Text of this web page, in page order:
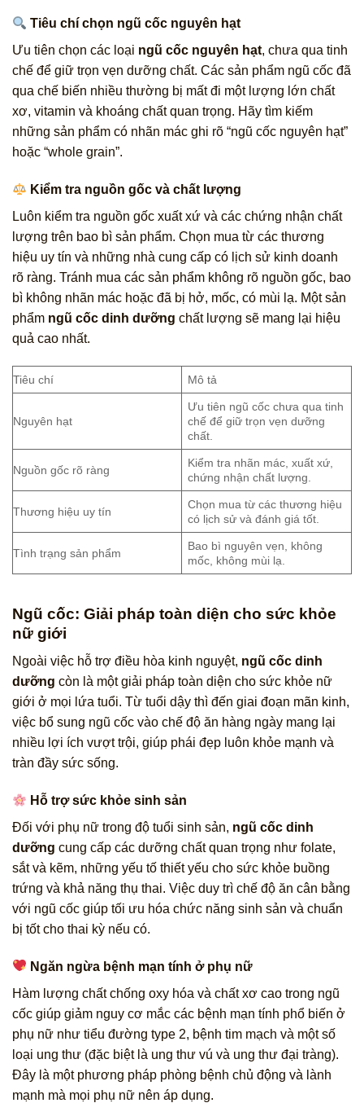
Tiêu chí chọn ngũ cốc nguyên hạt
Ưu tiên chọn các loại ngũ cốc nguyên hạt, chưa qua tinh
chế để giữ trọn vẹn dưỡng chất. Các sản phẩm ngũ cốc đã
qua chế biến nhiều thường bị mất đi một lượng lớn chất
xơ, vitamin và khoáng chất quan trọng. Hãy tìm kiếm
những sản phẩm có nhãn mác ghi rõ “ngũ cốc nguyên hạt”
hoặc “whole grain”.
Kiểm tra nguồn gốc và chất lượng
Luôn kiểm tra nguồn gốc xuất xứ và các chứng nhận chất
lượng trên bao bì sản phẩm. Chọn mua từ các thương
hiệu uy tín và những nhà cung cấp có lịch sử kinh doanh
rõ ràng. Tránh mua các sản phẩm không rõ nguồn gốc, bao
bì không nhãn mác hoặc đã bị hở, mốc, có mùi lạ. Một sản
phẩm ngũ cốc dinh dưỡng chất lượng sẽ mang lại hiệu
quả cao nhất.
Tiêu chí Mô tả
Nguyên hạt
Ưu tiên ngũ cốc chưa qua tinh
chế để giữ trọn vẹn dưỡng
chất.
Nguồn gốc rõ ràng
Kiểm tra nhãn mác, xuất xứ,
chứng nhận chất lượng.
Thương hiệu uy tín
Chọn mua từ các thương hiệu
có lịch sử và đánh giá tốt.
Tình trạng sản phẩm
Bao bì nguyên vẹn, không
mốc, không mùi lạ.
Ngũ cốc: Giải pháp toàn diện cho sức khỏe
nữ giới
Ngoài việc hỗ trợ điều hòa kinh nguyệt, ngũ cốc dinh
dưỡng còn là một giải pháp toàn diện cho sức khỏe nữ
giới ở mọi lứa tuổi. Từ tuổi dậy thì đến giai đoạn mãn kinh,
việc bổ sung ngũ cốc vào chế độ ăn hàng ngày mang lại
nhiều lợi ích vượt trội, giúp phái đẹp luôn khỏe mạnh và
tràn đầy sức sống.
Hỗ trợ sức khỏe sinh sản
Đối với phụ nữ trong độ tuổi sinh sản, ngũ cốc dinh
dưỡng cung cấp các dưỡng chất quan trọng như folate,
sắt và kẽm, những yếu tố thiết yếu cho sức khỏe buồng
trứng và khả năng thụ thai. Việc duy trì chế độ ăn cân bằng
với ngũ cốc giúp tối ưu hóa chức năng sinh sản và chuẩn
bị tốt cho thai kỳ nếu có.
Ngăn ngừa bệnh mạn tính ở phụ nữ
Hàm lượng chất chống oxy hóa và chất xơ cao trong ngũ
cốc giúp giảm nguy cơ mắc các bệnh mạn tính phổ biến ở
phụ nữ như tiểu đường type 2, bệnh tim mạch và một số
loại ung thư (đặc biệt là ung thư vú và ung thư đại tràng).
Đây là một phương pháp phòng bệnh chủ động và lành
mạnh mà mọi phụ nữ nên áp dụng.